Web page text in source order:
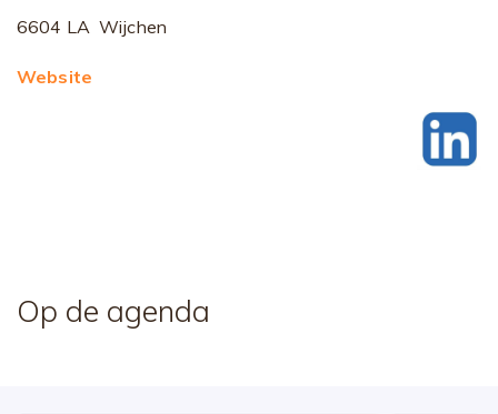
6604 LA Wijchen
Website
Op de agenda